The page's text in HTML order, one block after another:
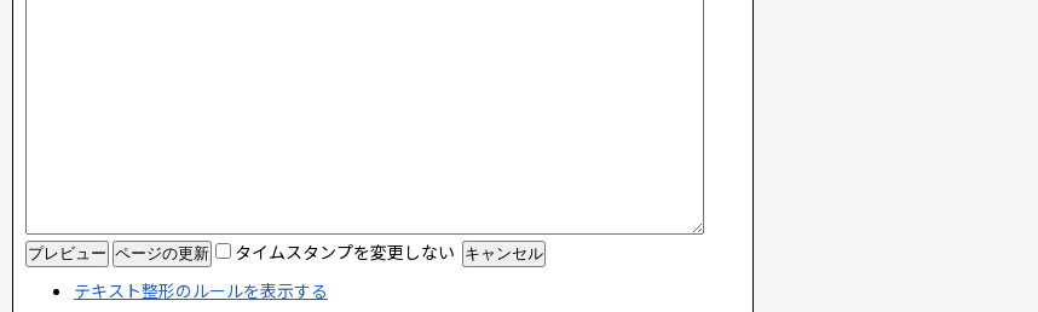
タイムスタンプを変更しない
テキスト整形のルールを表示する